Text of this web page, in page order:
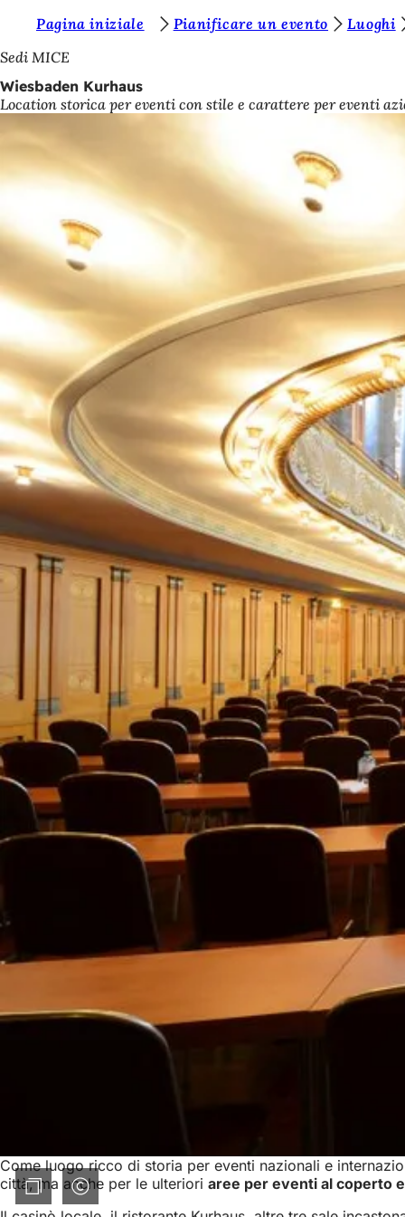
Vai al contenuto
i
e
t
q
i
:
Pagina iniziale Pianificare un evento
Luoghi
Sedi MICE
Wiesbaden Kurhaus
Location storica per eventi con stile e carattere per eventi
Come luogo ricco di storia per eventi nazionali e
città, ma anche per le ulteriori aree per eventi al coperto